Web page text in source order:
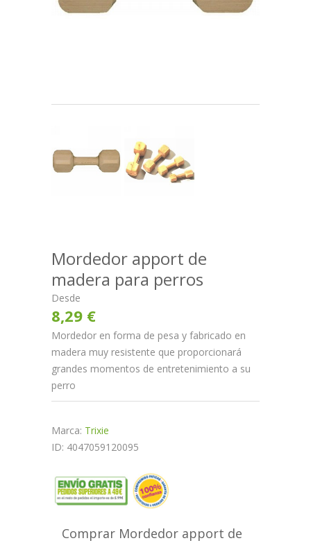
Mordedor apport de
madera para perros
Desde
8,29 €
Mordedor en forma de pesa y fabricado en
madera muy resistente que proporcionará
grandes momentos de entretenimiento a su
perro
Marca: Trixie
ID: 4047059120095
Comprar Mordedor apport de